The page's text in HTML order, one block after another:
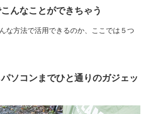
んなことができちゃう
な方法で活用できるのか、ここでは５つ
パソコンまでひと通りのガジェッ